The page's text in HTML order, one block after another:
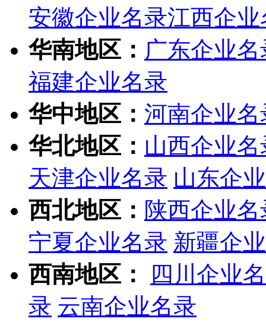
安徽企业名录江西企业
华南地区： 广东企业名
福建企业名录
华中地区： 河南企业名
华北地区： 山西企业名
天津企业名录 山东企
西北地区： 陕西企业名
宁夏企业名录 新疆企
西南地区：
四川企业
录 云南企业名录